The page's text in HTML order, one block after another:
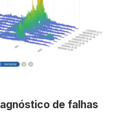
de falhas